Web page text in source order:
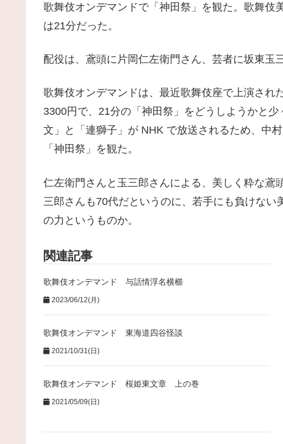
歌舞伎オンデマンドで「神田祭」を観た。歌舞伎
は21分だった。
配役は、鳶頭に片岡仁左衛門さん、芸者に坂東玉
歌舞伎オンデマンドは、最近歌舞伎座で上演され
3300円で、21分の「神田祭」をどうしようかと
文」と「連獅子」が NHK で放送されるため、中
「神田祭」を観た。
仁左衛門さんと玉三郎さんによる、美しく粋な鳶
三郎さんも70代だというのに、若手にも負けな
の力というものか。
関連記事
歌舞伎オンデマンド 与話情浮名横櫛
2023/06/12(月)
歌舞伎オンデマンド 東海道四谷怪談
2021/10/31(日)
歌舞伎オンデマンド 桜姫東文章 上の巻
2021/05/09(日)